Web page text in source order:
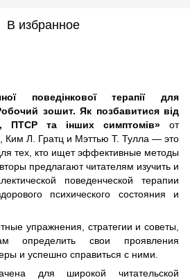
В избранное
поведінкової терапії для
зошит. Як позбавитися від
ПТСР та інших симптомів» от
Ким Л. Гратц и Мэттью Т. Тулла — это
тех, кто ищет эффективные методы
предлагают читателям изучить и
поведенческой терапии
психического состояния и
упражнения, стратегии и советы,
определить свои проявления
и успешно справиться с ними.
для широкой читательской